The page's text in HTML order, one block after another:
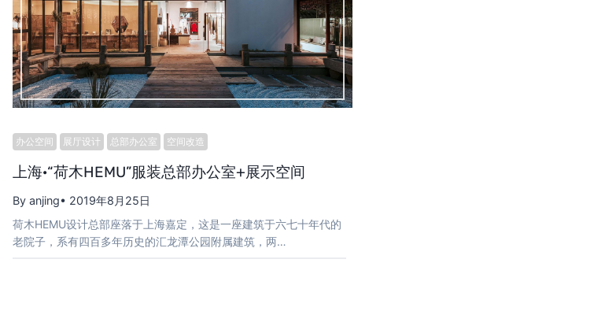
办公空间 展厅设计 总部办公室 空间改造
上海·“荷木HEMU”服装总部办公室+展示空间
By anjing• 2019年8月25日
荷木HEMU设计总部座落于上海嘉定，这是一座建筑于六七十年代的
老院子，系有四百多年历史的汇龙潭公园附属建筑，两…